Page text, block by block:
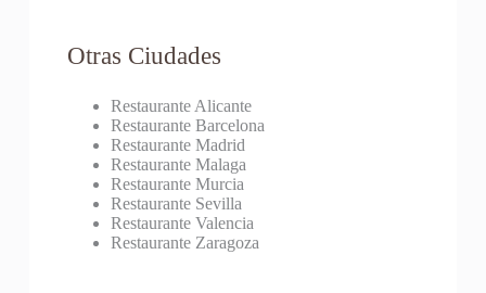
Otras Ciudades
Restaurante Alicante
Restaurante Barcelona
Restaurante Madrid
Restaurante Malaga
Restaurante Murcia
Restaurante Sevilla
Restaurante Valencia
Restaurante Zaragoza